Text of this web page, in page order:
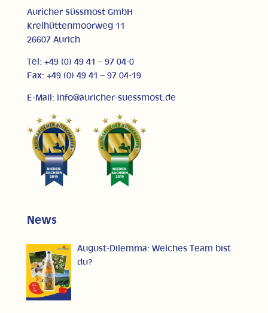
Auricher Süssmost GmbH
Kreihüttenmoorweg 11
26607 Aurich
Tel: +49 (0) 49 41 – 97 04-0
Fax: +49 (0) 49 41 – 97 04-19
E-Mail: info@auricher-suessmost.de
News
August-Dilemma: Welches Team bist
du?